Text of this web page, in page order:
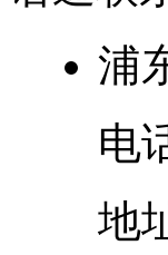
浦
电
地